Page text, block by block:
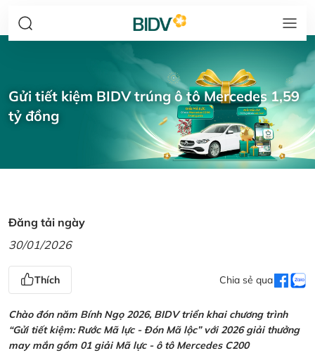
Gửi tiết kiệm BIDV trúng ô tô Mercedes 1,59
tỷ đồng
Đăng tải ngày
30/01/2026
Thích Chia sẻ qua
Chào đón năm Bính Ngọ 2026, BIDV triển khai chương trình
“Gửi tiết kiệm: Rước Mã lực - Đón Mã lộc” với 2026 giải thưởng
may mắn gồm 01 giải Mã lực - ô tô Mercedes C200